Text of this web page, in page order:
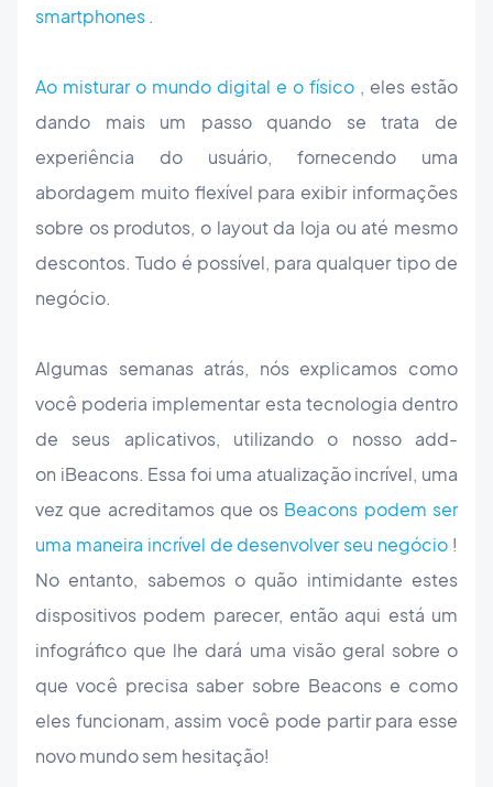
smartphones .
Ao misturar o mundo digital e o físico , eles estão
dando mais um passo quando se trata de
experiência do usuário, fornecendo uma
abordagem muito flexível para exibir informações
sobre os produtos, o layout da loja ou até mesmo
descontos. Tudo é possível, para qualquer tipo de
negócio.
Algumas semanas atrás, nós explicamos como
você poderia implementar esta tecnologia dentro
de seus aplicativos, utilizando o nosso add-
on iBeacons. Essa foi uma atualização incrível, uma
vez que acreditamos que os Beacons podem ser
uma maneira incrível de desenvolver seu negócio !
No entanto, sabemos o quão intimidante estes
dispositivos podem parecer, então aqui está um
infográfico que lhe dará uma visão geral sobre o
que você precisa saber sobre Beacons e como
eles funcionam, assim você pode partir para esse
novo mundo sem hesitação!